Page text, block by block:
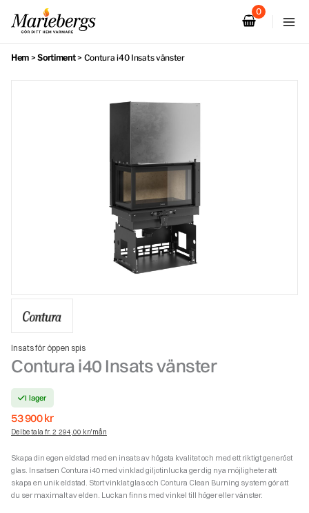
innehåll
Hem >Sortiment> Contura i40 Insats vänster
Insats för öppen spis
Contura i40 Insats vänster
I lager
53 900kr
Delbetala fr. 2 294,00 kr/mån
Skapa din egen eldstad med en insats av högsta kvalitet och med ett riktigt generöst
glas. Insatsen Contura i40 med vinklad giljotinlucka ger dig nya möjligheter att
skapa en unik eldstad. Stort vinklat glas och Contura Clean Burning system gör att
du ser maximalt av elden. Luckan finns med vinkel till höger eller vänster.